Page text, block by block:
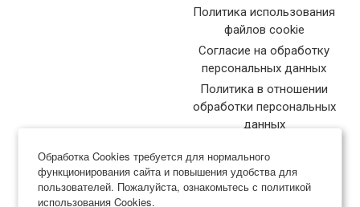
Политика использования
файлов cookie
Согласие на обработку
персональных данных
Политика в отношении
обработки персональных
данных
Обработка Cookies требуется для нормального
функционирования сайта и повышения удобства для
пользователей. Пожалуйста, ознакомьтесь с политикой
использования Cookies.